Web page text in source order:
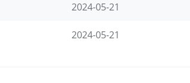
2024-05-21
2024-05-21